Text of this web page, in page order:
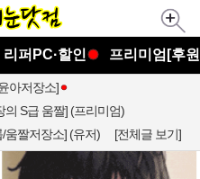
리퍼PC·할인 프리미엄[후
아저장소]
의 S급 움짤] (프리미엄)
/움짤저장소] (유저) [전체글 보기]